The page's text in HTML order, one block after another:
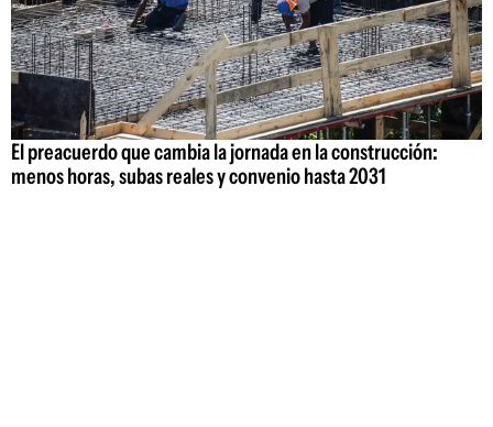
El preacuerdo que cambia la jornada en la construcción:
menos horas, subas reales y convenio hasta 2031